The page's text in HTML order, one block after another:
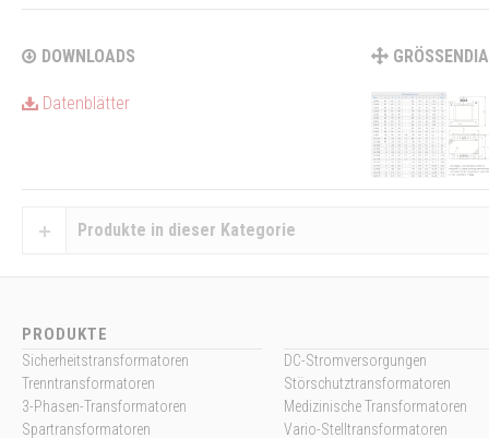
DOWNLOADS
Datenblätter
Produkte in dieser Kategorie
PRODUKTE
Sicherheitstransformatoren
Trenntransformatoren
3-Phasen-Transformatoren
Spartransformatoren
DC-Stromversorgungen
Störschutztransformatoren
Medizinische Transformatoren
Vario-Stelltransformatoren